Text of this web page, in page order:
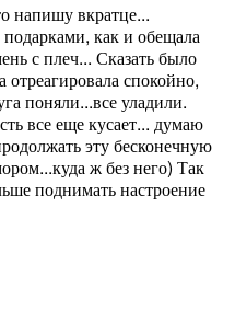
напишу вкратце...
подарками, как и обещала
с плеч... Сказать было
спокойно,
поняли...все уладили.
все еще кусает... думаю
эту бесконечную
ж без него) Так
поднимать настроение